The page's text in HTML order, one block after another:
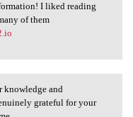
I liked reading
of them
knowledge and
grateful for your